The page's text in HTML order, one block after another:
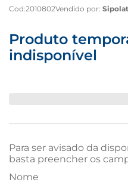
16MP + 8MP -
Cod:2010802Vendido por:
Produto
indisponível
Para ser avisado da
basta preencher os